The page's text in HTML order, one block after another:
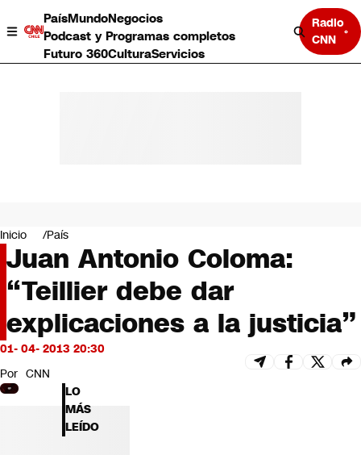
PaísMundoNegocios
Podcast y Programas completos
Futuro 360CulturaServicios
Radio
CNN
Negocios
Deportes
Programas completos
Cultura
Servicios
Bits
CNN Data
CNN tiempo
Futuro 360
Opinión
Inicio País
Juan Antonio Coloma:
“Teillier debe dar
explicaciones a la justicia”
01- 04- 2013 20:30
Por CNN
LO
MÁS
LEÍDO